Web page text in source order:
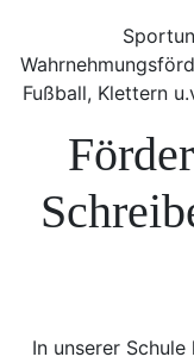
Fußball, Klettern
In unserer